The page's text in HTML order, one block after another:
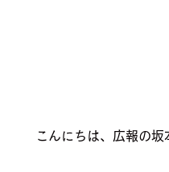
こんにちは、広報の坂